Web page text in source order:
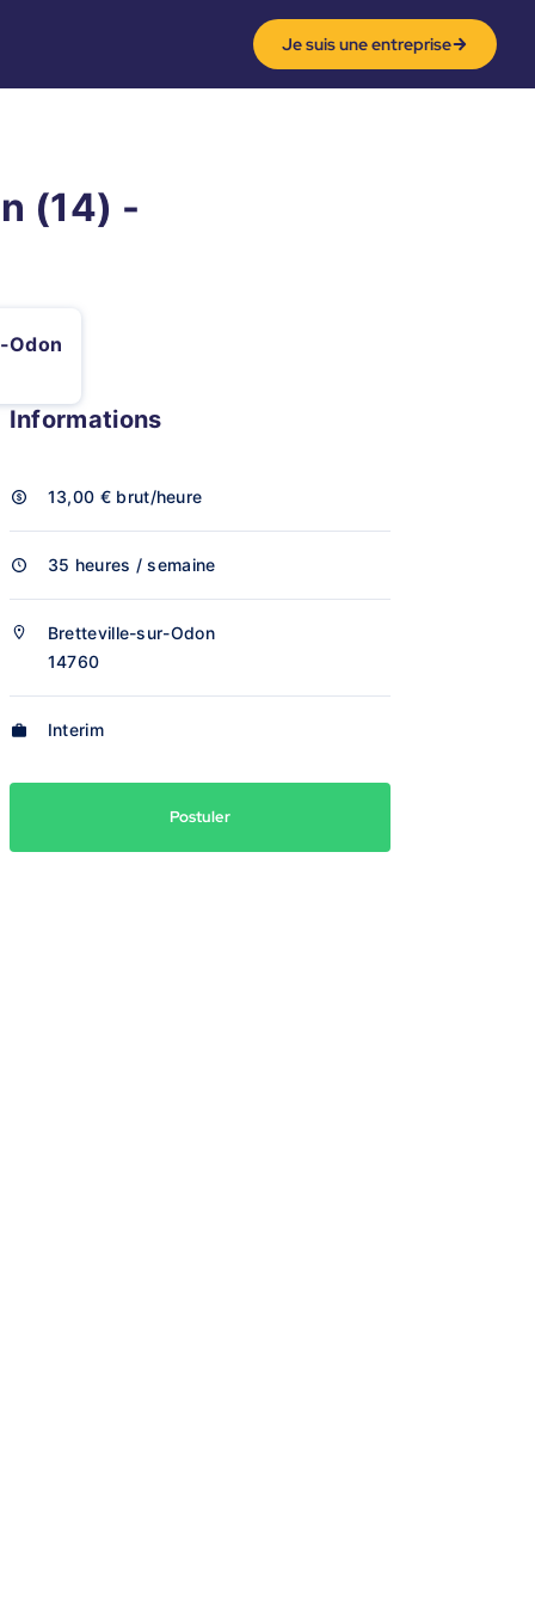
Je suis une entreprise
(14) -
Informations
13,00 € brut/heure
35 heures / semaine
Bretteville-sur-Odon
14760
Interim
Postuler